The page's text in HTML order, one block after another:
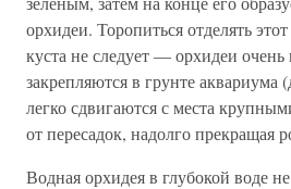
орхидеи. Торопиться отделять
куста не следует — орхидеи
закрепляются в грунте аквариума
легко сдвигаются с места
от пересадок, надолго прекращая
Водная орхидея в глубокой воде